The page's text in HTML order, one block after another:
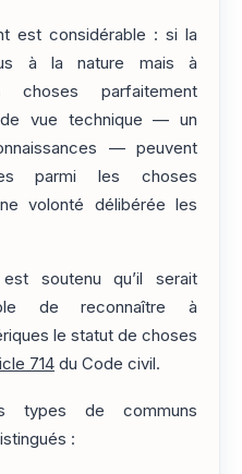
est considérable : si la
à la nature mais à
choses parfaitement
de vue technique — un
— peuvent
parmi les choses
volonté délibérée les
soutenu qu’il serait
de reconnaître à
le statut de choses
714 du Code civil.
types de communs
: